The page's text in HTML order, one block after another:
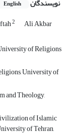
نویسندگان English
2 Ali Akbar
of Religions
University of
and Theology,
of Islamic
of Tehran,